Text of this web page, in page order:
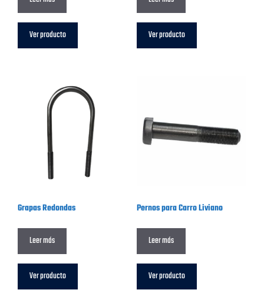
Ver producto Ver producto
Grapas Redondas
Leer más
Ver producto
Pernos para Carro Liviano
Leer más
Ver producto